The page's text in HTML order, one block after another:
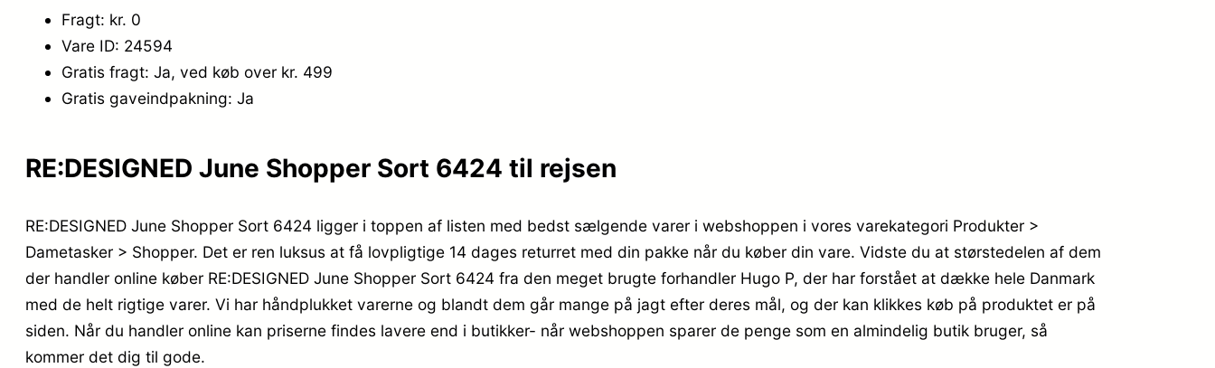
Fragt: kr. 0
Vare ID: 24594
Gratis fragt: Ja, ved køb over kr. 499
Gratis gaveindpakning: Ja
RE:DESIGNED June Shopper Sort 6424 til rejsen
RE:DESIGNED June Shopper Sort 6424 ligger i toppen af listen med bedst sælgende varer i webshoppen i vores varekategori Produkter >
Dametasker > Shopper. Det er ren luksus at få lovpligtige 14 dages returret med din pakke når du køber din vare. Vidste du at størstedelen af dem
der handler online køber RE:DESIGNED June Shopper Sort 6424 fra den meget brugte forhandler Hugo P, der har forstået at dække hele Danmark
med de helt rigtige varer. Vi har håndplukket varerne og blandt dem går mange på jagt efter deres mål, og der kan klikkes køb på produktet er på
siden. Når du handler online kan priserne findes lavere end i butikker- når webshoppen sparer de penge som en almindelig butik bruger, så
kommer det dig til gode.